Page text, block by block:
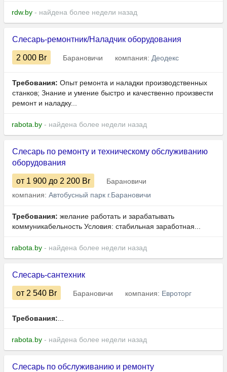
rdw.by - найдена более недели назад
Слесарь-ремонтник/Наладчик оборудования
2 000 Br Барановичи компания: Деодекс
Требования: Опыт ремонта и наладки производственных
станков; Знание и умение быстро и качественно произвести
ремонт и наладку...
rabota.by - найдена более недели назад
Слесарь по ремонту и техническому обслуживанию
оборудования
от 1 900 до 2 200 Br
Барановичи
компания: Автобусный парк г.Барановичи
Требования: желание работать и зарабатывать
коммуникабельность Условия: стабильная заработная...
rabota.by - найдена более недели назад
Слесарь-сантехник
от 2 540 Br Барановичи компания: Евроторг
Требования:...
rabota.by - найдена более недели назад
Слесарь по обслуживанию и ремонту